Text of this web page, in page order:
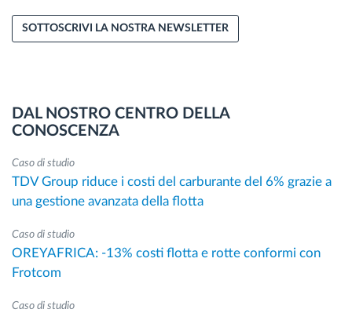
SOTTOSCRIVI LA NOSTRA NEWSLETTER
DAL NOSTRO CENTRO DELLA
CONOSCENZA
Caso di studio
TDV Group riduce i costi del carburante del 6% grazie a
una gestione avanzata della flotta
Caso di studio
OREYAFRICA: -13% costi flotta e rotte conformi con
Frotcom
Caso di studio